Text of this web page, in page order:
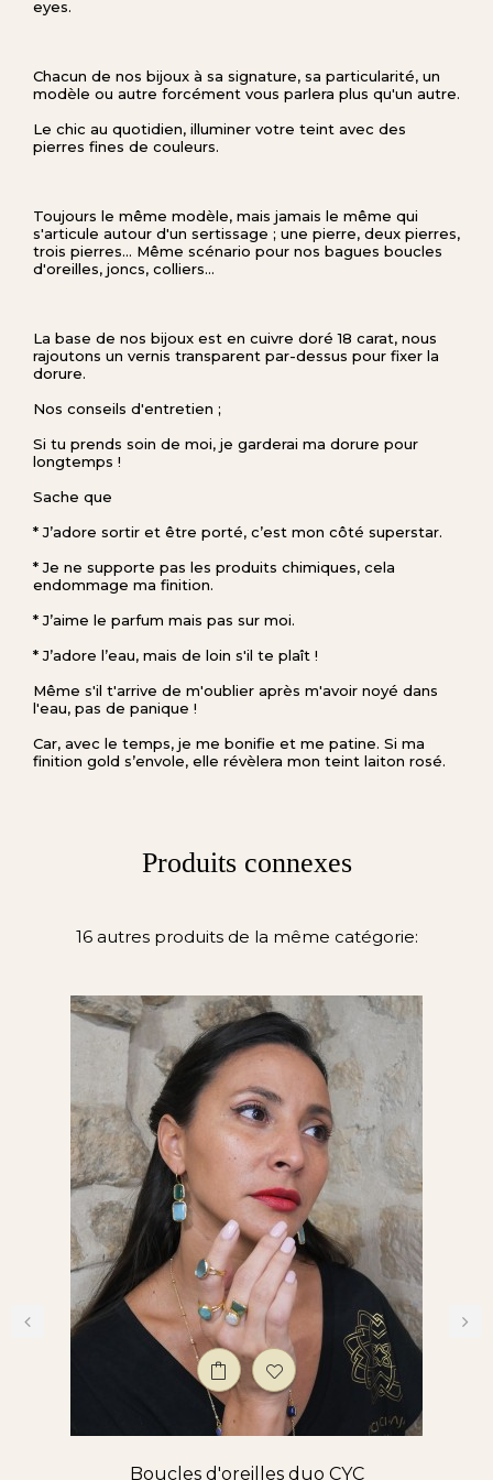
eyes.
Chacun de nos bijoux à sa signature, sa particularité, un
modèle ou autre forcément vous parlera plus qu'un autre.
Le chic au quotidien, illuminer votre teint avec des
pierres fines de couleurs.
Toujours le même modèle, mais jamais le même qui
s'articule autour d'un sertissage ; une pierre, deux pierres,
trois pierres... Même scénario pour nos bagues boucles
d'oreilles, joncs, colliers...
La base de nos bijoux est en cuivre doré 18 carat, nous
rajoutons un vernis transparent par-dessus pour fixer la
dorure.
Nos conseils d'entretien ;
Si tu prends soin de moi, je garderai ma dorure pour
longtemps !
Sache que
* J’adore sortir et être porté, c’est mon côté superstar.
* Je ne supporte pas les produits chimiques, cela
endommage ma finition.
* J’aime le parfum mais pas sur moi.
* J’adore l’eau, mais de loin s'il te plaît !
Même s'il t'arrive de m'oublier après m'avoir noyé dans
l'eau, pas de panique !
Car, avec le temps, je me bonifie et me patine. Si ma
finition gold s’envole, elle révèlera mon teint laiton rosé.
Produits connexes
16 autres produits de la même catégorie:
Boucles d'oreilles duo CYC